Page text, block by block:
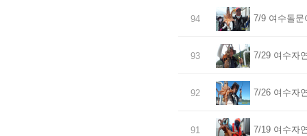
94 7/9 여수돌
93 7/29 여수자
92 7/26 여수자
91 7/19 여수자